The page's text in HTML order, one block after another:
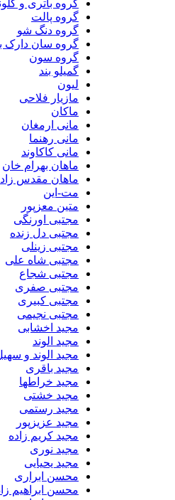
گروه باتری و کلونل
گروه پالت
گروه دنگ شو
گروه سان دارک باند
گروه سون
گمیلو بند
مازیار فلاحی
مانی ارمغان
مانی رهنما
مانی کاکاوند
ماهان بهرام خان
ماهان مقدس زاده
مت-این
متین معزپور
مجتبی اورنگی
مجتبی دل زنده
مجتبی زینلی
مجتبی شاه علی
مجتبی شجاع
مجتبی صفری
مجتبی کبیری
مجتبی نجیمی
مجید اخشابی
مجید الوند‎
مجید الوند و سهیل صداقت
مجید باقری
مجید خراطها
مجید خشتی
مجید رستمی
مجید عزیزپور
مجید کریم زاده
مجید نوری
مجید یحیایی
محسن ابراری
محسن ابراهیم زاده